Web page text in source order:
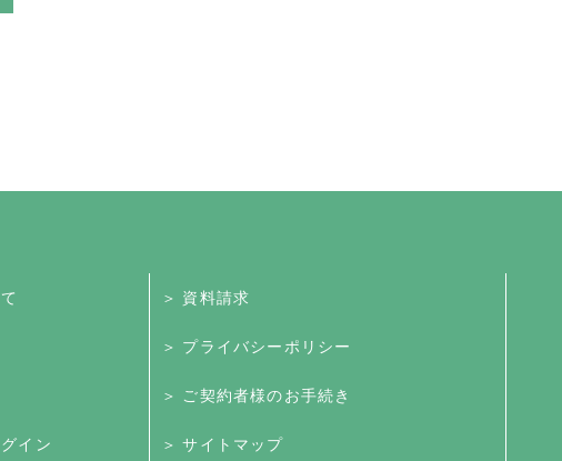
イン
＞ 資料請求
＞ プライバシーポリシー
＞ ご契約者様のお手続き
＞ サイトマップ